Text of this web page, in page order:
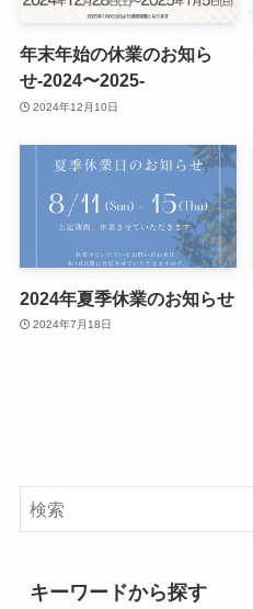
年末年始の休業のお知ら
せ-2024〜2025-
2024年12月10日
2024年夏季休業のお知らせ
2024年7月18日
キーワードから探す